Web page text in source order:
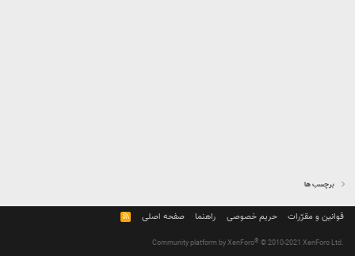
برچسب ها
قوانین و مقرّرات حریم خصوصی راهنما صفحه اصلی
R
S
Community platform by XenForo® © 2010-2021 XenForo Ltd.